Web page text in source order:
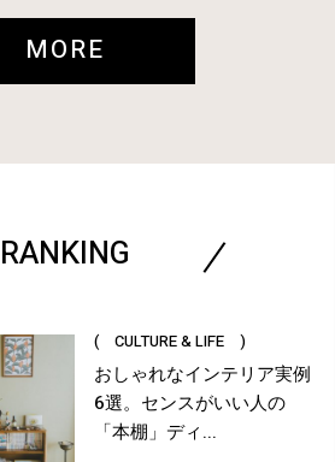
MORE
RANKING
( CULTURE & LIFE )
おしゃれなインテリア実例
6選。センスがいい人の
「本棚」ディ...